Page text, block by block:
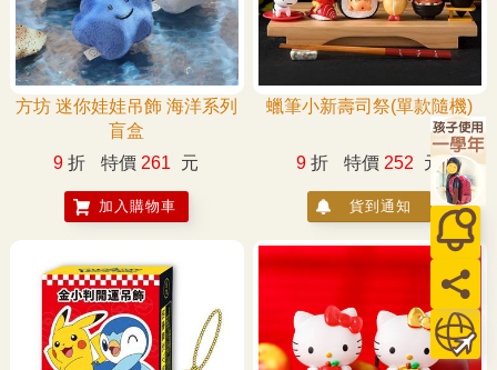
方坊 迷你娃娃吊飾 海洋系列
盲盒
9 折 特價 261 元
加入購物車
蠟筆小新壽司祭(單款隨機)
9 折 特價 252 元
貨到通知